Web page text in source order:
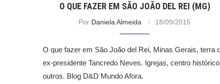
O QUE FAZER EM SÃO JOÃO DEL REI (MG)
Por Daniela Almeida 18/09/2015
O que fazer em São João del Rei, Minas Gerais, terra
ex-presidente Tancredo Neves. Igrejas, centro
outros. Blog D&D Mundo Afora.